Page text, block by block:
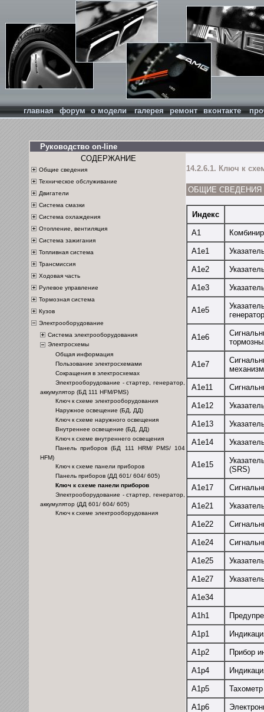
главная форум о модели галерея ремонт вконтакте
Руководство on-line
СОДЕРЖАНИЕ
Общие сведения
Техническое обслуживание
Двигатели
Система смазки
Система охлаждения
Отопление, вентиляция
Система зажигания
Топливная система
Трансмиссия
Ходовая часть
Рулевое управление
Тормозная система
Кузов
Электрооборудование
Система электрооборудования
Электросхемы
Общая информация
Пользование электросхемами
Сокращения в электросхемах
Электрооборудование - стартер, генератор,
аккумулятор (БД 111 HFM/PMS)
Ключ к схеме электрооборудования
Наружное освещение (БД, ДД)
Ключ к схеме наружного освещения
Внутреннее освещение (БД, ДД)
Ключ к схеме внутреннего освещения
Панель приборов (БД 111 HRM/ PMS/ 104
HFM)
Ключ к схеме панели приборов
Панель приборов (ДД 601/ 604/ 605)
Ключ к схеме панели приборов
Электрооборудование - стартер, генератор,
аккумулятор (ДД 601/ 604/ 605)
Ключ к схеме электрооборудования
14.2.6.1. Ключ к
ОБЩИЕ СВЕДЕНИЯ
Индекс
А1
А1е1
А1е2
А1е3
А1е5
А1е6
А1е7
А1е11
А1е12
А1е13
А1е14
А1е15
(SRS)
А1е17
А1е21
А1е22
А1е24
А1е25
А1е27
A1e34
A1h1
A1p1
A1p2 Прибор
A1p4
A1p5
A1p6